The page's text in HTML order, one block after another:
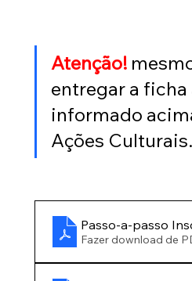
Atenção!
entregar a
informado
Ações Culturais.
Passo-a-passo
Fazer download de